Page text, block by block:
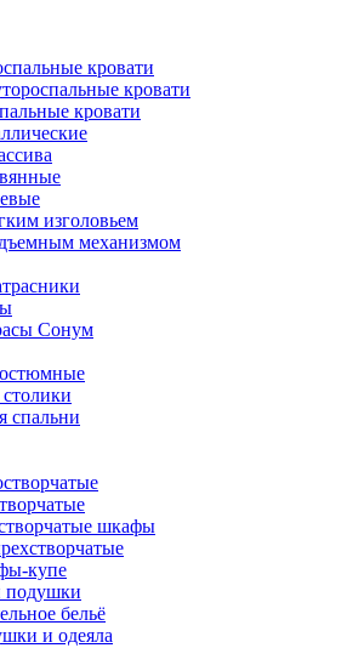
кровати
кровати
кровати
изголовьем
механизмом
Сонум
спальни
шкафы
купе
подушки
бельё
и одеяла